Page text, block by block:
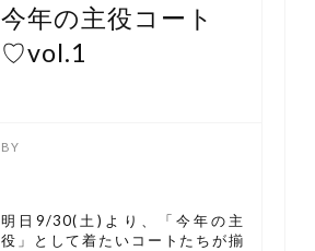
今年の主役コート
♡vol.1
明日9/30(土)より、「今年の主
役」として着たいコートたちが揃